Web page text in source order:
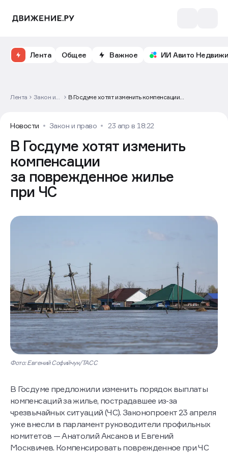
Лента Общее Важное ИИ Авито
Лента
Закон и
В Госдуме хотят изменить компенсации
Новости Закон и право 23 апр в 18:22
В Госдуме хотят изменить
компенсации
за поврежденное жилье
при ЧС
Фото: Евгений Софийчук/ТАСС
В Госдуме предложили изменить порядок выплаты
компенсаций за жилье, пострадавшее из-за
чрезвычайных ситуаций (ЧС). Законопроект 23 апреля
уже внесли в парламент руководители профильных
комитетов — Анатолий Аксаков и Евгений
Москвичев. Компенсировать поврежденное при ЧС